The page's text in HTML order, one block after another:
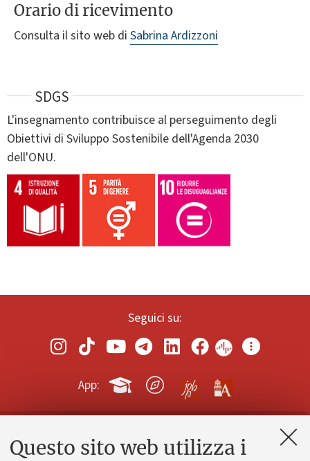
Questo sito web utilizza i
Orario di ricevimento
Consulta il sito web di Sabrina Ardizzoni
SDGS
L'insegnamento contribuisce al perseguimento degli
Obiettivi di Sviluppo Sostenibile dell'Agenda 2030
dell'ONU.
Seguici su:
App:
Contatti e PEC